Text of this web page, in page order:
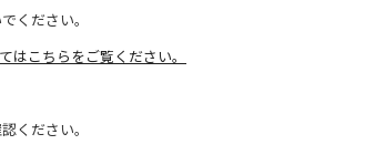
ください。
はこちらをご覧ください。
ください。